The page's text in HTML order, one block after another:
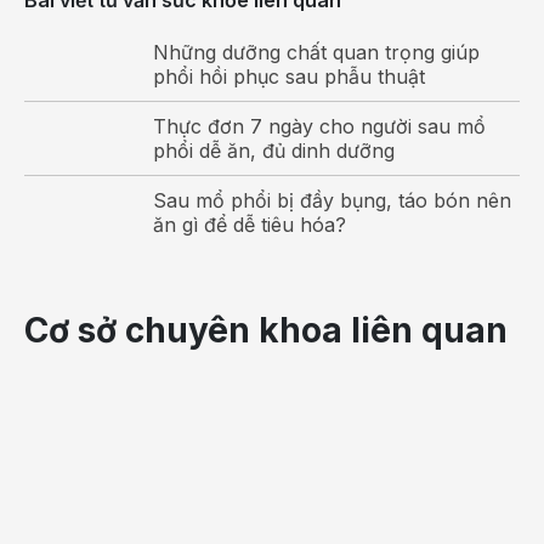
Thăm khám tổng thể trước khi kiểm tra kỹ từng cơ
Những dưỡng chất quan trọng giúp
phổi hồi phục sau phẫu thuật
Thực đơn 7 ngày cho người sau mổ
phổi dễ ăn, đủ dinh dưỡng
Sau mổ phổi bị đầy bụng, táo bón nên
ăn gì để dễ tiêu hóa?
Cơ sở chuyên khoa liên quan